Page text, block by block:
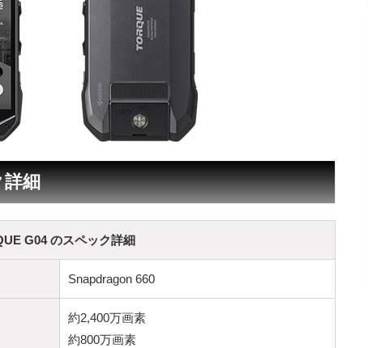
細
G04 のスペック詳細
Snapdragon 660
約2,400万画素
約800万画素